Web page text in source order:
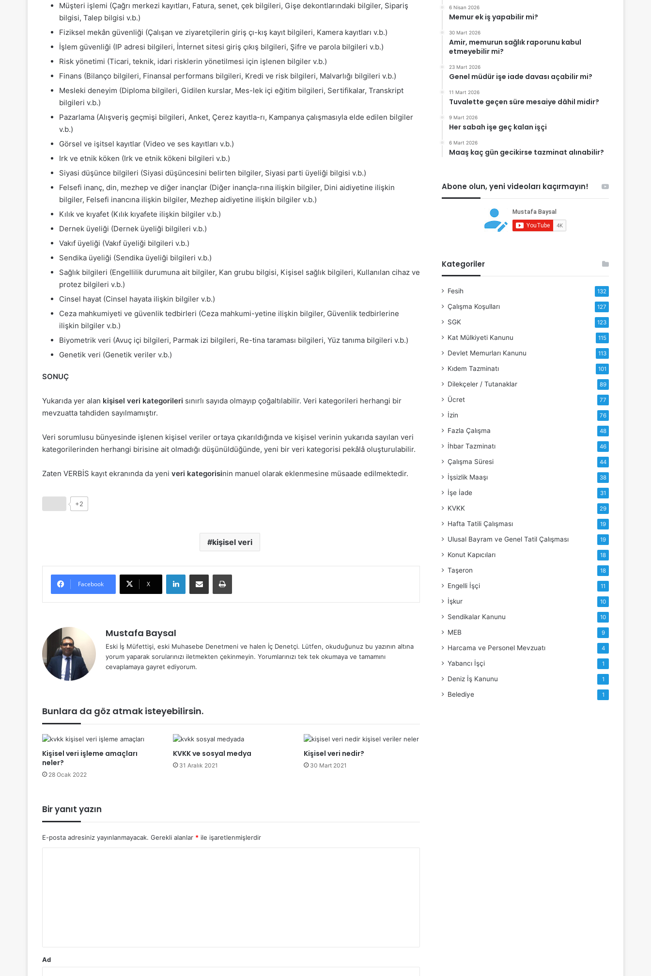
Müşteri işlemi (Çağrı merkezi kayıtları, Fatura, senet, çek bilgileri, Gişe dekontlarındaki bilgiler, Sipariş
bilgisi, Talep bilgisi v.b.)
Fiziksel mekân güvenliği (Çalışan ve ziyaretçilerin giriş çı-kış kayıt bilgileri, Kamera kayıtları v.b.)
İşlem güvenliği (IP adresi bilgileri, İnternet sitesi giriş çıkış bilgileri, Şifre ve parola bilgileri v.b.)
Risk yönetimi (Ticari, teknik, idari risklerin yönetilmesi için işlenen bilgiler v.b.)
Finans (Bilanço bilgileri, Finansal performans bilgileri, Kredi ve risk bilgileri, Malvarlığı bilgileri v.b.)
Mesleki deneyim (Diploma bilgileri, Gidilen kurslar, Mes-lek içi eğitim bilgileri, Sertifikalar, Transkript
bilgileri v.b.)
Pazarlama (Alışveriş geçmişi bilgileri, Anket, Çerez kayıtla-rı, Kampanya çalışmasıyla elde edilen bilgiler
v.b.)
Görsel ve işitsel kayıtlar (Video ve ses kayıtları v.b.)
Irk ve etnik köken (Irk ve etnik kökeni bilgileri v.b.)
Siyasi düşünce bilgileri (Siyasi düşüncesini belirten bilgiler, Siyasi parti üyeliği bilgisi v.b.)
Felsefi inanç, din, mezhep ve diğer inançlar (Diğer inançla-rına ilişkin bilgiler, Dini aidiyetine ilişkin
bilgiler, Felsefi inancına ilişkin bilgiler, Mezhep aidiyetine ilişkin bilgiler v.b.)
Kılık ve kıyafet (Kılık kıyafete ilişkin bilgiler v.b.)
Dernek üyeliği (Dernek üyeliği bilgileri v.b.)
Vakıf üyeliği (Vakıf üyeliği bilgileri v.b.)
Sendika üyeliği (Sendika üyeliği bilgileri v.b.)
Sağlık bilgileri (Engellilik durumuna ait bilgiler, Kan grubu bilgisi, Kişisel sağlık bilgileri, Kullanılan cihaz ve
protez bilgileri v.b.)
Cinsel hayat (Cinsel hayata ilişkin bilgiler v.b.)
Ceza mahkumiyeti ve güvenlik tedbirleri (Ceza mahkumi-yetine ilişkin bilgiler, Güvenlik tedbirlerine
ilişkin bilgiler v.b.)
Biyometrik veri (Avuç içi bilgileri, Parmak izi bilgileri, Re-tina taraması bilgileri, Yüz tanıma bilgileri v.b.)
Genetik veri (Genetik veriler v.b.)
SONUÇ
Yukarıda yer alan kişisel veri kategorileri sınırlı sayıda olmayıp çoğaltılabilir. Veri kategorileri herhangi bir
mevzuatta tahdiden sayılmamıştır.
Veri sorumlusu bünyesinde işlenen kişisel veriler ortaya çıkarıldığında ve kişisel verinin yukarıda sayılan veri
kategorilerinden herhangi birisine ait olmadığı düşünüldüğünde, yeni bir veri kategorisi pekâlâ oluşturulabilir.
Zaten VERBİS kayıt ekranında da yeni veri kategorisinin manuel olarak eklenmesine müsaade edilmektedir.
+2
kişisel veri
Facebook X
LinkedInE-Posta ile paylaş Yazdır
Mustafa Baysal
Eski İş Müfettişi, eski Muhasebe Denetmeni ve halen İç Denetçi. Lütfen, okuduğunuz bu yazının altına
yorum yaparak sorularınızı iletmekten çekinmeyin. Yorumlarınızı tek tek okumaya ve tamamını
cevaplamaya gayret ediyorum.
Bunlara da göz atmak isteyebilirsin.
Kişisel veri işleme amaçları
neler?
28 Ocak 2022
KVKK ve sosyal medya
31 Aralık 2021
Kişisel veri nedir?
30 Mart 2021
Bir yanıt yazın
E-posta adresiniz yayınlanmayacak. Gerekli alanlar * ile işaretlenmişlerdir
Ad
6 Nisan 2026
Memur ek iş yapabilir mi?
30 Mart 2026
Amir, memurun sağlık raporunu kabul
etmeyebilir mi?
23 Mart 2026
Genel müdür işe iade davası açabilir mi?
11 Mart 2026
Tuvalette geçen süre mesaiye dâhil midir?
9 Mart 2026
Her sabah işe geç kalan işçi
6 Mart 2026
Maaş kaç gün gecikirse tazminat alınabilir?
Abone olun, yeni videoları kaçırmayın!
Kategoriler
Fesih 132
Çalışma Koşulları 127
SGK 123
Kat Mülkiyeti Kanunu 115
Devlet Memurları Kanunu 113
Kıdem Tazminatı 101
Dilekçeler / Tutanaklar 89
Ücret 77
İzin 76
Fazla Çalışma 48
İhbar Tazminatı 46
Çalışma Süresi 44
İşsizlik Maaşı 38
İşe İade 31
KVKK 29
Hafta Tatili Çalışması 19
Ulusal Bayram ve Genel Tatil Çalışması 19
Konut Kapıcıları 18
Taşeron 18
Engelli İşçi 11
İşkur 10
Sendikalar Kanunu 10
MEB 9
Harcama ve Personel Mevzuatı 4
Yabancı İşçi 1
Deniz İş Kanunu 1
Belediye 1